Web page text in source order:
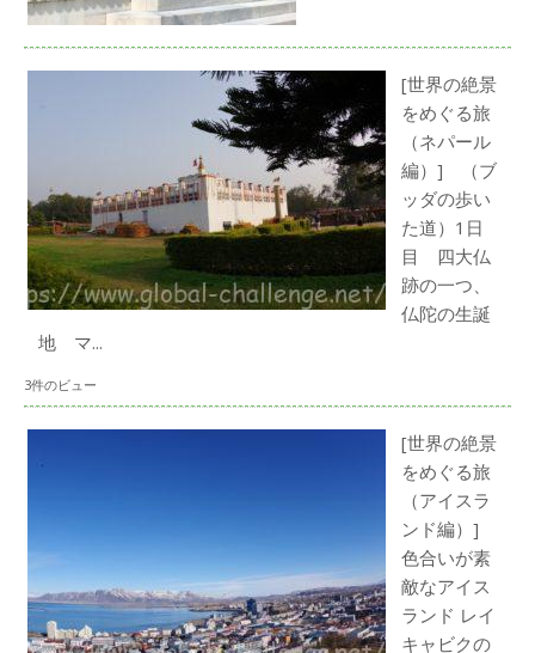
[世界の絶景
をめぐる旅
（ネパール
編）] （ブ
ッダの歩い
た道）1日
目 四大仏
跡の一つ、
仏陀の生誕
地 マ...
3件のビュー
[世界の絶景
をめぐる旅
（アイスラ
ンド編）]
色合いが素
敵なアイス
ランド レイ
キャビクの